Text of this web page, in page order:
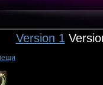
Version 1